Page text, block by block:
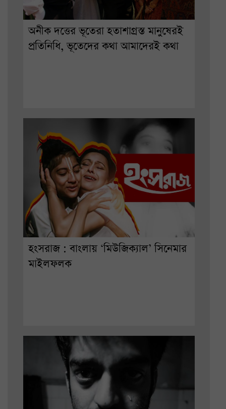
অনীক দত্তের ভূতেরা হতাশাগ্রস্ত মানুষেরই
প্রতিনিধি, ভূতেদের কথা আমাদেরই কথা
হংসরাজ : বাংলায় ‘মিউজিক্যাল’ সিনেমার
মাইলফলক